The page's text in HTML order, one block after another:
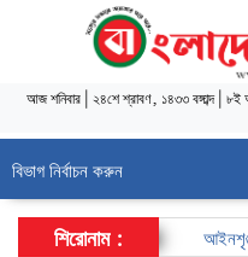
আজশনিবার ২৪শে শ্রাবণ, ১৪৩৩ বঙ্গাব্দ| ৮ই
বিভাগ নির্বাচন করুন
শিরোনাম :